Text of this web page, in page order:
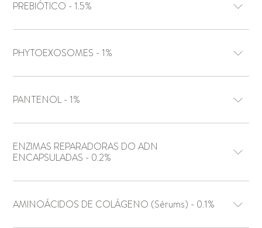
PREBIÓTICO - 1.5%
PHYTOEXOSOMES - 1%
PANTENOL - 1%
ENZIMAS REPARADORAS DO ADN
ENCAPSULADAS - 0.2%
AMINOÁCIDOS DE COLÁGENO (Sérums) - 0.1%